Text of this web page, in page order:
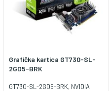
Grafička kartica GT730-SL-
2GD5-BRK
GT730-SL-2GD5-BRK, NVIDIA